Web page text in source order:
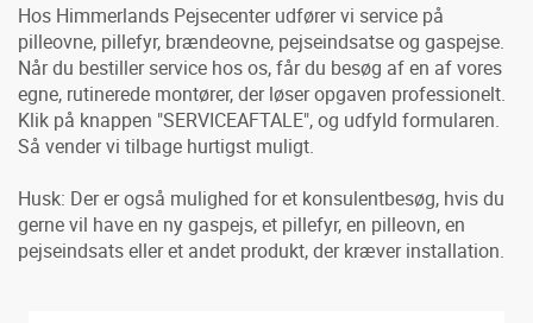
Hos Himmerlands Pejsecenter udfører vi service på
pilleovne, pillefyr, brændeovne, pejseindsatse og gaspejse.
Når du bestiller service hos os, får du besøg af en af vores
egne, rutinerede montører, der løser opgaven professionelt.
Klik på knappen "SERVICEAFTALE", og udfyld formularen.
Så vender vi tilbage hurtigst muligt.
Husk: Der er også mulighed for et konsulentbesøg, hvis du
gerne vil have en ny gaspejs, et pillefyr, en pilleovn, en
pejseindsats eller et andet produkt, der kræver installation.